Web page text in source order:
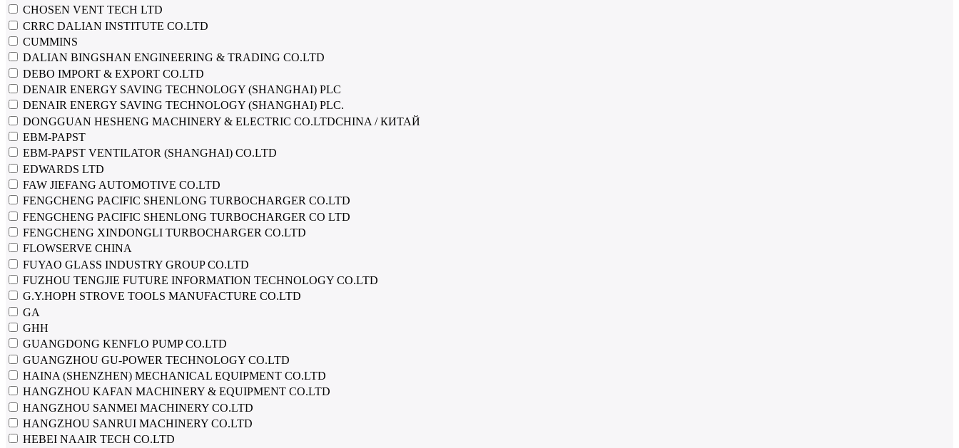
CHOSEN VENT TECH LTD
CRRC DALIAN INSTITUTE CO.LTD
CUMMINS
DALIAN BINGSHAN ENGINEERING & TRADING CO.LTD
DEBO IMPORT & EXPORT CO.LTD
DENAIR ENERGY SAVING TECHNOLOGY (SHANGHAI) PLC
DENAIR ENERGY SAVING TECHNOLOGY (SHANGHAI) PLC.
DONGGUAN HESHENG MACHINERY & ELECTRIC CO.LTDCHINA / КИТАЙ
EBM-PAPST
EBM-PAPST VENTILATOR (SHANGHAI) CO.LTD
EDWARDS LTD
FAW JIEFANG AUTOMOTIVE CO.LTD
FENGCHENG PACIFIC SHENLONG TURBOCHARGER CO.LTD
FENGCHENG PACIFIC SHENLONG TURBOCHARGER CO LTD
FENGCHENG XINDONGLI TURBOCHARGER CO.LTD
FLOWSERVE CHINA
FUYAO GLASS INDUSTRY GROUP CO.LTD
FUZHOU TENGJIE FUTURE INFORMATION TECHNOLOGY CO.LTD
G.Y.HOPH STROVE TOOLS MANUFACTURE CO.LTD
GA
GHH
GUANGDONG KENFLO PUMP CO.LTD
GUANGZHOU GU-POWER TECHNOLOGY CO.LTD
HAINA (SHENZHEN) MECHANICAL EQUIPMENT CO.LTD
HANGZHOU KAFAN MACHINERY & EQUIPMENT CO.LTD
HANGZHOU SANMEI MACHINERY CO.LTD
HANGZHOU SANRUI MACHINERY CO.LTD
HEBEI NAAIR TECH CO.LTD